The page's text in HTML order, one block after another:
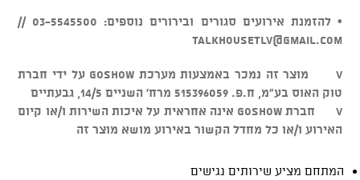
• להזמנת אירועים סגורים ובירורים נוספים: 03-5545500 //
talkhousetlv@gmail.com
v מוצר זה נמכר באמצעות מערכת GOSHOW על ידי חברת
טוק האוס בע"מ, ח.פ. 515396059 מרח' השניים 14/5, גבעתיים
v חברת GOSHOW אינה אחראית על איכות השירות ו/או קיום
האירוע ו/או כל מחדל הקשור באירוע מושא מוצר זה
המתחם מציע שירותים נגישים